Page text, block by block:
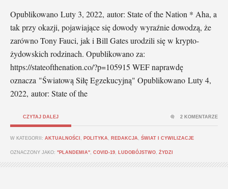
Opublikowano Luty 3, 2022, autor: State of the Nation * Aha, a
tak przy okazji, pojawiające się dowody wyraźnie dowodzą, że
zarówno Tony Fauci, jak i Bill Gates urodzili się w krypto-
żydowskich rodzinach. Opublikowano za:
https://stateofthenation.co/?p=105915 WEF naprawdę
oznacza "Światową Siłę Egzekucyjną" Opublikowano Luty 4,
2022, autor: State of the
CZYTAJ DALEJ
W KATEGORII: AKTUALNOŚCI POLITYKA REDAKCJA ŚWIAT I CYWILIZACJE
OZNACZONY JAKO: "PLANDEMIA" COVID-19 LUDOBÓJSTWO ŻYDZI
2 KOMENTARZE